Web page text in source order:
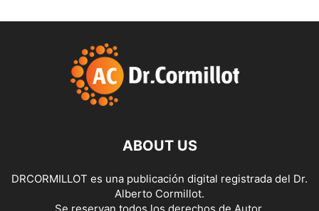
ABOUT US
DRCORMILLOT es una publicación digital registrada del Dr.
Alberto Cormillot.